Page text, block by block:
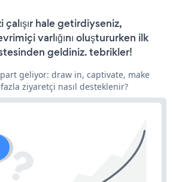
hale getirdiyseniz,
varlığını oluştururken ilk
geldiniz. tebrikler!
geliyor: draw in, captivate, make
fazla ziyaretçi nasıl desteklenir?